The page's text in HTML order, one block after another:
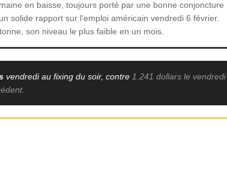
en baisse, toujours porté par une bonne conjoncture
solide rapport sur l'emploi américain vendredi 6 février.
son niveau le plus faible en un mois.
vendredi au fixing du soir, contre 1.241 dollars le vendredi